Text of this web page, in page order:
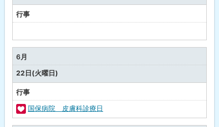
行事
定
な
し
6月
22日(火曜日)
行事
福
国保病院 皮膚科診療日